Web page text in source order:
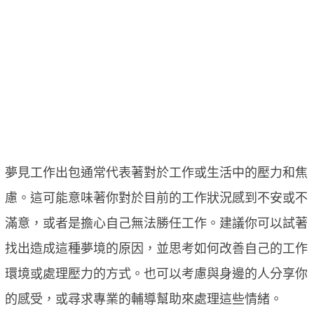
夢見工作出包通常代表著對於工作或生活中的壓力和焦
慮。這可能意味著你對於目前的工作狀況感到不安或不
滿意，或者是擔心自己無法勝任工作。建議你可以試著
找出造成這種夢境的原因，並思考如何改善自己的工作
環境或處理壓力的方式。也可以考慮與身邊的人分享你
的感受，或尋求專業的輔導幫助來處理這些情緒。